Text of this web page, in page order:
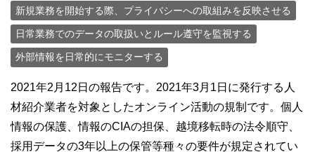
新規業務を開始する際、プライバシーへの取組みを反映させる
日常業務でのデータの取扱いとルール遵守を監視する
外部情報を日常的にモニターする
2021年2月12日の報告です。2021年3月1日に発行する人
材紹介業者を対象としたオンライン活動の規制です。個人
情報の保護、情報のCIAの担保、越境移転時の法令順守、
採用データの3年以上の保管等種々の要件が規定されてい